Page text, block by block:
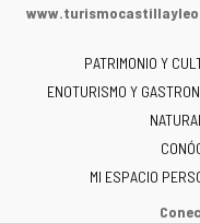
la
y
-
PATRIMONIO Y
ENOTURISMO Y
MI ESPACIO